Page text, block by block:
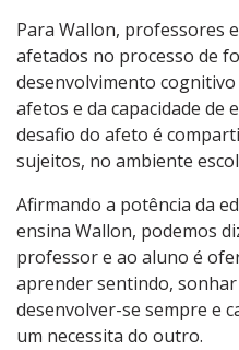
Para Wallon, professores
afetados no processo de
desenvolvimento
afetos e da capacidade de
desafio do afeto é
sujeitos, no ambiente
Afirmando a potência da
ensina Wallon, podemos
professor e ao aluno é
aprender sentindo,
desenvolver-se sempre e
um necessita do outro.